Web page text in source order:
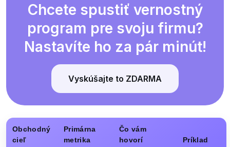
Chcete spustiť vernostný
program pre svoju firmu?
Nastavíte ho za pár minút!
Vyskúšajte to ZDARMA
Obchodný
cieľ
Primárna
metrika
Čo vám
hovorí
Príklad